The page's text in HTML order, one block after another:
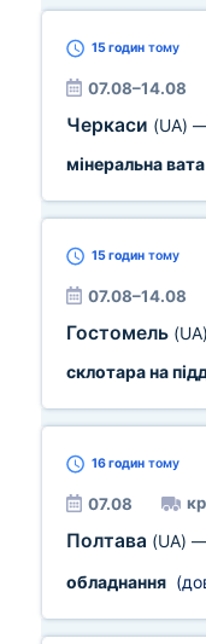
15 годин тому
07.08–14.08
Черкаси (UA)
мінеральна вата
15 годин тому
07.08–14.08
Гостомель (UA)
склотара на
16 годин тому
07.08
Полтава (UA)
обладнання